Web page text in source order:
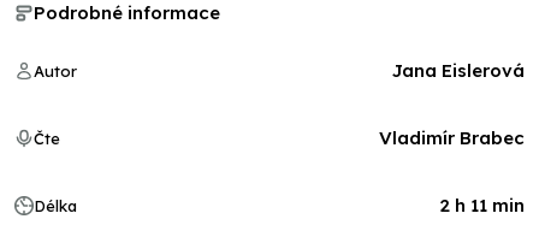
Podrobné informace
Autor Jana Eislerová
Čte Vladimír Brabec
Délka 2 h 11 min